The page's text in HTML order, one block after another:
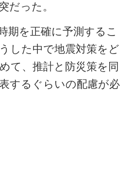
だった。
期を正確に予測するこ
した中で地震対策をど
て、推計と防災策を同
するぐらいの配慮が必